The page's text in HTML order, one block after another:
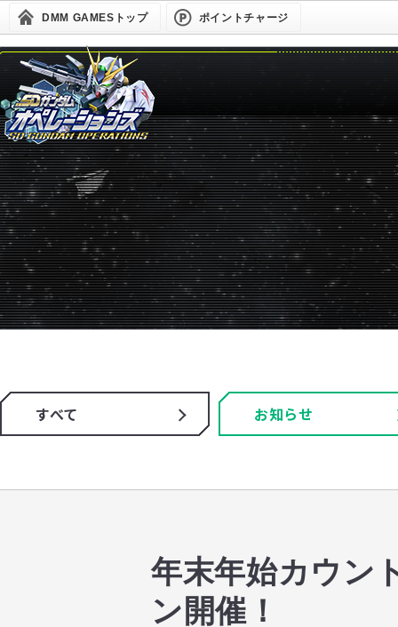
DMM GAMESトップ ポイントチャージ
すべて お知らせ
年末年始カウン
ン開催！